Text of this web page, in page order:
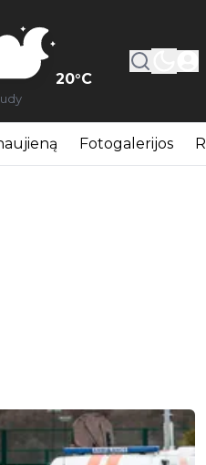
20°C
Fotogalerijos